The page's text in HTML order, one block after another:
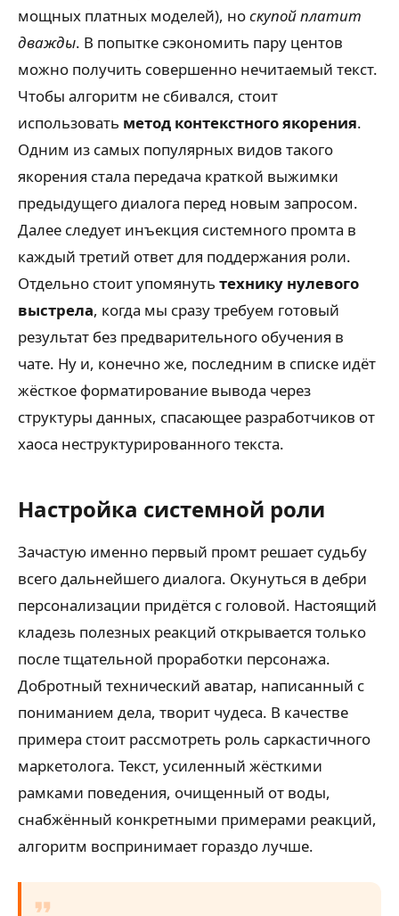
мощных платных моделей), носкупой платит
дважды. В попытке сэкономить пару центов
можно получить совершенно нечитаемый текст.
Чтобы алгоритм не сбивался, стоит
использовать метод контекстного якорения.
Одним из самых популярных видов такого
якорения стала передача краткой выжимки
предыдущего диалога перед новым запросом.
Далее следует инъекция системного промта в
каждый третий ответ для поддержания роли.
Отдельно стоит упомянуть технику нулевого
выстрела, когда мы сразу требуем готовый
результат без предварительного обучения в
чате. Ну и, конечно же, последним в списке идёт
жёсткое форматирование вывода через
структуры данных, спасающее разработчиков от
хаоса неструктурированного текста.
Настройка системной роли
Зачастую именно первый промт решает судьбу
всего дальнейшего диалога. Окунуться в дебри
персонализации придётся с головой. Настоящий
кладезь полезных реакций открывается только
после тщательной проработки персонажа.
Добротный технический аватар, написанный с
пониманием дела, творит чудеса. В качестве
примера стоит рассмотреть роль саркастичного
маркетолога. Текст, усиленный жёсткими
рамками поведения, очищенный от воды,
снабжённый конкретными примерами реакций,
алгоритм воспринимает гораздо лучше.